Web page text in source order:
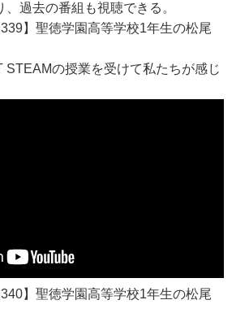
過去の番組も視聴できる。
】聖徳学園高等学校1年生の松尾
STEAMの授業を受けて私たちが感じ
】聖徳学園高等学校1年生の松尾